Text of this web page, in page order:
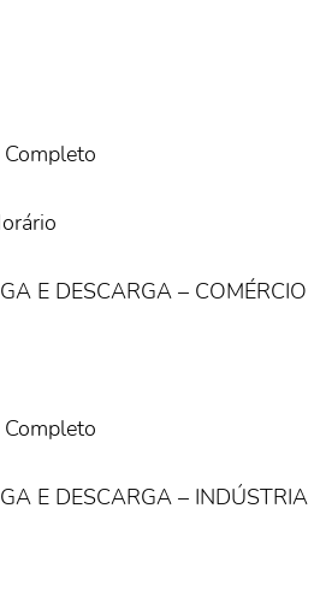
E DESCARGA – COMÉRCIO
E DESCARGA – INDÚSTRIA